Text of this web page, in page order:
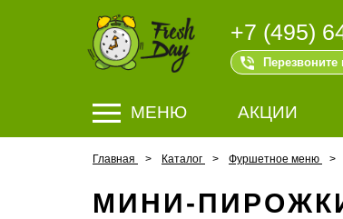
+7 (495)
Перезвоните
МЕНЮ АКЦИИ
Главная Каталог Фуршетное меню
МИНИ-